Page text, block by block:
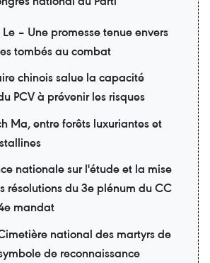
– Une promesse tenue envers
tombés au combat
chinois salue la capacité
PCV à prévenir les risques
Ma, entre forêts luxuriantes et
nationale sur l'étude et la mise
résolutions du 3e plénum du CC
mandat
national des martyrs de
de reconnaissance